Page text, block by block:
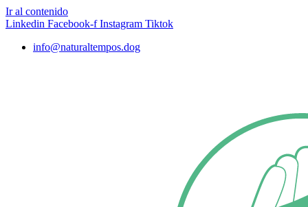
Ir al contenido
Linkedin Facebook-f Instagram Tiktok
info@naturaltempos.dog